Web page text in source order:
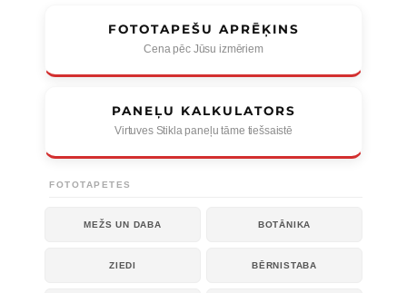
FOTOTAPEŠU APRĒĶINS
Cena pēc Jūsu izmēriem
PANEĻU KALKULATORS
Virtuves Stikla paneļu tāme tiešsaistē
FOTOTAPETES
MEŽS UN DABA BOTĀNIKA
ZIEDI BĒRNISTABA